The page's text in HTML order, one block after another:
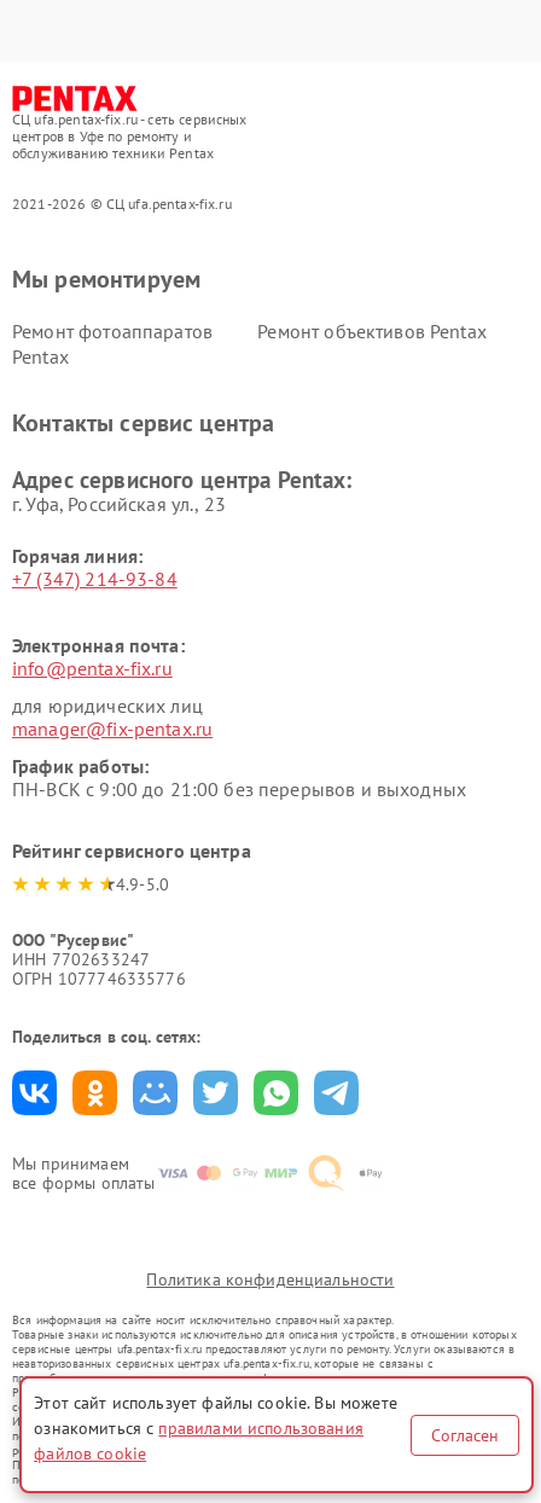
СЦ ufa.pentax-fix.ru - сеть сервисных
центров в Уфе по ремонту и
обслуживанию техники Pentax
2021-2026 © СЦ ufa.pentax-fix.ru
Мы принимаем
все формы оплаты
Мы ремонтируем
Ремонт фотоаппаратов
Pentax
Ремонт объективов Pentax
Контакты сервис центра
Адрес сервисного центра Pentax:
г. Уфа, Российская ул., 23
Горячая линия:
+7 (347) 214-93-84
Электронная почта:
info@pentax-fix.ru
для юридических лиц
manager@fix-pentax.ru
График работы:
ПН-ВСК с 9:00 до 21:00 без перерывов и выходных
Рейтинг сервисного центра
4.9-5.0
ООО "Русервис"
ИНН 7702633247
ОГРН 1077746335776
Поделиться в соц. сетях:
Политика конфиденциальности
Вся информация на сайте носит исключительно справочный характер.
Товарные знаки используются исключительно для описания устройств, в отношении которых
сервисные центры ufa.pentax-fix.ru предоставляют услуги по ремонту. Услуги оказываются в
неавторизованных сервисных центрах ufa.pentax-fix.ru, которые не связаны с
правообладателями товарных знаков или их официальными представителями.
Ремонт осуществляется для устройств, уже введенных в гражданский оборот в соответствии
со статьей 1487 ГК РФ.
Использование товарных знаков не преследует цели индивидуализации услуг или введения
потребителей в заблуждение, а служит для информирования о предоставляемых услугах по
ремонту техники указанных брендов.
Представленная на сайте информация не является публичной офертой, определяемой
положениями Статьи 437(2) Гражданского кодекса РФ
Этот сайт использует файлы cookie. Вы можете
ознакомиться с правилами использования
файлов cookie
Согласен